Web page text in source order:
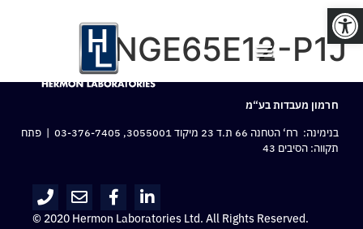
פתח סרגל נגישות
NGE65E12-P1J
חרמון מעבדות בע“מ
בנימינה: רח‘ הטחנה 66 ת.ד 23 מיקוד 3055001,
03-376-7405 | פתח
תקווה: הסיבים 43
© 2020 Hermon Laboratories Ltd. All Rights Reserved.